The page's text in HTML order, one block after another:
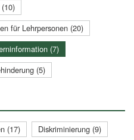
für Lehrpersonen (20)
(7)
(5)
(17)
Diskriminierung (9)